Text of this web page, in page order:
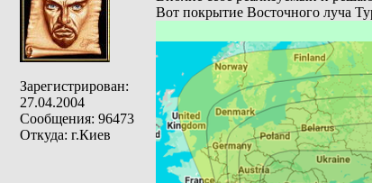
Зарегистрирован:
27.04.2004
Сообщения: 96473
Откуда: г.Киев
Вот покрытие Восточного луча